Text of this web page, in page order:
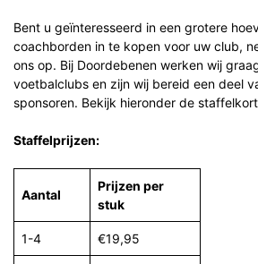
Bent u geïnteresseerd in een grotere
coachborden in te kopen voor uw club,
ons op. Bij Doordebenen werken wij
voetbalclubs en zijn wij bereid een deel
sponsoren. Bekijk hieronder de
Staffelprijzen:
Aantal
Prijzen per
stuk
1-4 €19,95